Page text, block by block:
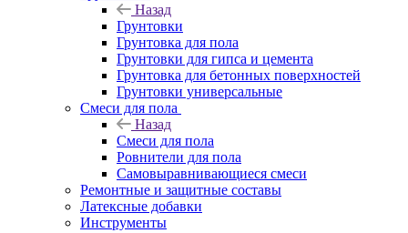
Назад
Грунтовки
Грунтовка для пола
Грунтовки для гипса и цемента
Грунтовка для бетонных поверхностей
Грунтовки универсальные
Смеси для пола
Назад
Смеси для пола
Ровнители для пола
Самовыравнивающиеся смеси
Ремонтные и защитные составы
Латексные добавки
Инструменты